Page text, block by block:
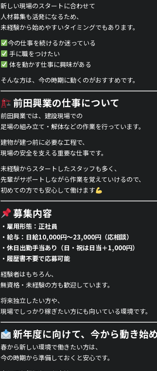
新しい現場のスタートに合わせて
人材募集も活発になるため、
未経験から始めやすいタイミングでもあります。
今の仕事を続けるか迷っている
手に職をつけたい
体を動かす仕事に興味がある
そんな方は、今の時期に動くのがおすすめです。
前田興業の仕事について
前田興業では、建設現場での
足場の組み立て・解体などの作業を行っています。
建物が建つ前に必要な工程で、
現場の安全を支える重要な仕事です。
未経験からスタートしたスタッフも多く、
先輩がサポートしながら作業を覚えていけるので、
初めての方でも安心して働けます
募集内容
・雇用形態：正社員
・給与：日給10,000円〜23,000円（応相談）
・休日出勤手当あり（日・祝は日当＋1,000円）
・履歴書不要で応募可能
経験者はもちろん、
無資格・未経験の方も歓迎しています。
将来独立したい方や、
現場でしっかり稼ぎたい方にも向いている環境です。
新年度に向けて、今から動き始
春から新しい環境で働きたい方は、
今の時期から準備しておくと安心です。